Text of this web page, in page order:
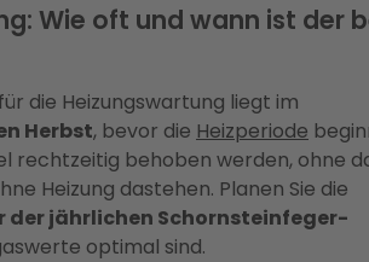
Wie oft und wann ist der
für die Heizungswartung liegt im
Herbst, bevor die Heizperiode
rechtzeitig behoben werden, ohne
Heizung dastehen. Planen Sie die
der jährlichen Schornsteinfeger-
optimal sind.